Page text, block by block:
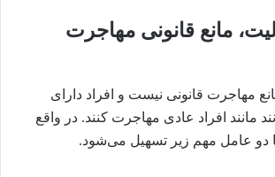
مانع قانونی مهاجرت
مهاجرت قانونی نیست و افراد دارای
مانند افراد عادی مهاجرت کنند. در واقع
دو عامل مهم زیر تسهیل می‌شود.